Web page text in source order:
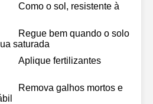
Como o sol, resistente à
Regue bem quando o solo
saturada
Aplique fertilizantes
Remova galhos mortos e